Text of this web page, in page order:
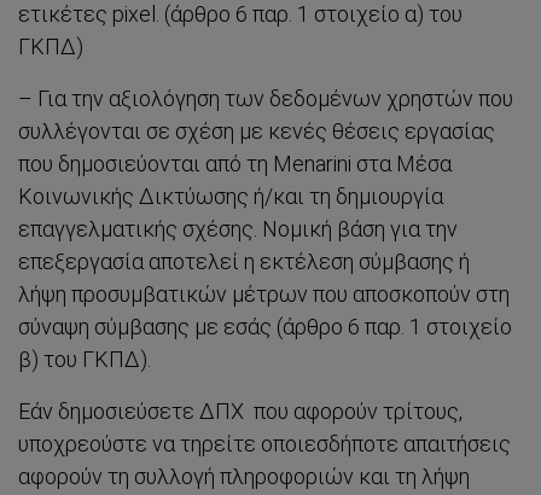
ετικέτες pixel. (άρθρο 6 παρ. 1 στοιχείο α) του
ΓΚΠΔ)
– Για την αξιολόγηση των δεδομένων χρηστών που
συλλέγονται σε σχέση με κενές θέσεις εργασίας
που δημοσιεύονται από τη Menarini στα Μέσα
Κοινωνικής Δικτύωσης ή/και τη δημιουργία
επαγγελματικής σχέσης. Νομική βάση για την
επεξεργασία αποτελεί η εκτέλεση σύμβασης ή
λήψη προσυμβατικών μέτρων που αποσκοπούν στη
σύναψη σύμβασης με εσάς (άρθρο 6 παρ. 1 στοιχείο
β) του ΓΚΠΔ).
Εάν δημοσιεύσετε ΔΠΧ που αφορούν τρίτους,
υποχρεούστε να τηρείτε οποιεσδήποτε απαιτήσεις
αφορούν τη συλλογή πληροφοριών και τη λήψη